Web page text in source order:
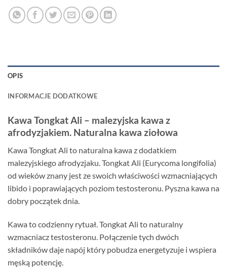
OPIS
INFORMACJE DODATKOWE
Kawa Tongkat Ali – malezyjska kawa z
afrodyzjakiem. Naturalna kawa ziołowa
Kawa Tongkat Ali to naturalna kawa z dodatkiem
malezyjskiego afrodyzjaku. Tongkat Ali (Eurycoma longifolia)
od wieków znany jest ze swoich właściwości wzmacniających
libido i poprawiających poziom testosteronu. Pyszna kawa na
dobry początek dnia.
Kawa to codzienny rytuał. Tongkat Ali to naturalny
wzmacniacz testosteronu. Połączenie tych dwóch
składników daje napój który pobudza energetyzuje i wspiera
męską potencję.